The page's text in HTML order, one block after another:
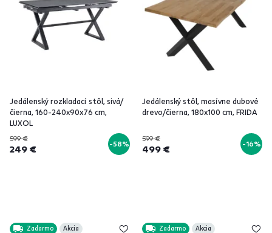
Jedálenský rozkladací stôl, sivá/
čierna, 160-240x90x76 cm,
LUXOL
599 €
249 € -58%
Jedálenský stôl, masívne dubové
drevo/čierna, 180x100 cm, FRIDA
599 €
499 € -16%
Zadarmo
Akcia
Zadarmo
Akcia